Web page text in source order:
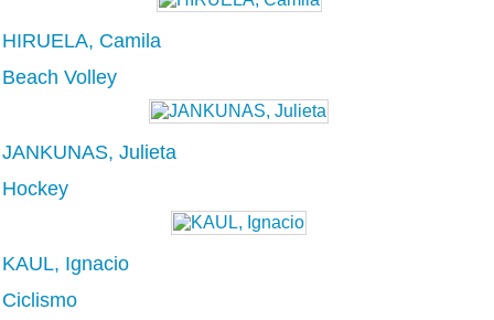
HIRUELA, Camila
Beach Volley
JANKUNAS, Julieta
Hockey
KAUL, Ignacio
Ciclismo